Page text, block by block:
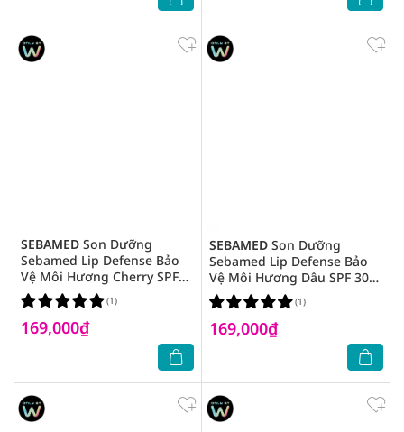
SEBAMED Son Dưỡng
Sebamed Lip Defense Bảo
Vệ Môi Hương Cherry SPF
30 4.8g
169,000₫
(1)
SEBAMED Son Dưỡng
Sebamed Lip Defense Bảo
Vệ Môi Hương Dâu SPF 30
4.8g
169,000₫
(1)